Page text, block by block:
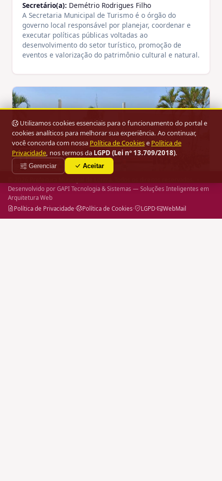
Secretário(a): Demétrio Rodrigues Filho
A Secretaria Municipal de Turismo é o órgão do
governo local responsável por planejar, coordenar e
executar políticas públicas voltadas ao
desenvolvimento do setor turístico, promoção de
eventos e valorização do patrimônio cultural e natural.
Desenvolvido por GAPI Tecnologia & Sistemas — Soluções Inteligentes em
Arquitetura Web
Política de Privacidade· Política de Cookies· LGPD· WebMail
Utilizamos cookies essenciais para o funcionamento do portal e
cookies analíticos para melhorar sua experiência. Ao continuar,
você concorda com nossa Política de Cookiese Política de
Privacidade, nos termos da LGPD (Lei nº 13.709/2018).
Gerenciar Aceitar